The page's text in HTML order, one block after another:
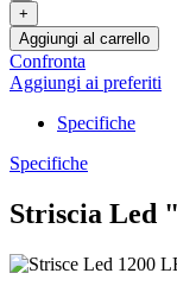
Aggiungi al carrello
Confronta
Aggiungi ai preferiti
Specifiche
Specifiche
Striscia Led